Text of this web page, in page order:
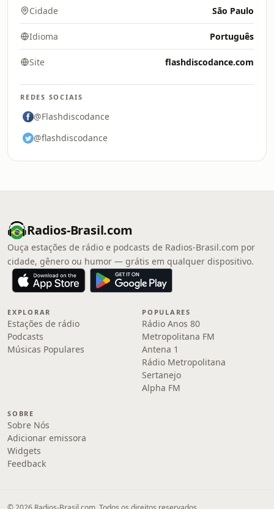
Cidade São Paulo
Idioma Português
Site flashdiscodance.com
REDES SOCIAIS
@Flashdiscodance
@flashdiscodance
Radios-Brasil.com
Ouça estações de rádio e podcasts de Radios-Brasil.com por
cidade, gênero ou humor — grátis em qualquer dispositivo.
EXPLORAR
Estações de rádio
Podcasts
Músicas Populares
POPULARES
Rádio Anos 80
Metropolitana FM
Antena 1
Rádio Metropolitana
Sertanejo
Alpha FM
SOBRE
Sobre Nós
Adicionar emissora
Widgets
Feedback